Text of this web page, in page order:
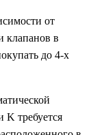
от
клапанов в
до 4-х
K требуется